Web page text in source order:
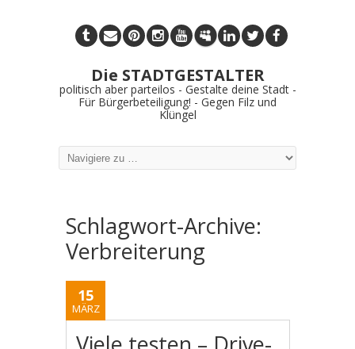
Die STADTGESTALTER
politisch aber parteilos - Gestalte deine Stadt -
Für Bürgerbeteiligung! - Gegen Filz und
Klüngel
Schlagwort-Archive:
Verbreiterung
15
MÄRZ